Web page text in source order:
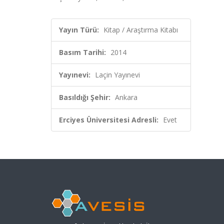
Yayın Türü: Kitap / Araştırma Kitabı
Basım Tarihi: 2014
Yayınevi: Laçin Yayınevi
Basıldığı Şehir: Ankara
Erciyes Üniversitesi Adresli: Evet